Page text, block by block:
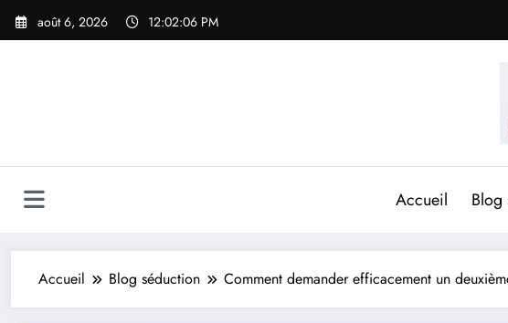
Aller
août 6, 2026 12:02:08 PM
Accueil Blog
Accueil Blog séduction Comment demander efficacement un